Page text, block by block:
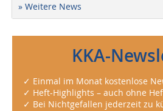
» Weitere News
KKA-
✓ Einmal im Monat kostenlose
✓ Heft-Highlights – auch ohne
✓ Bei Nichtgefallen jederzeit zu